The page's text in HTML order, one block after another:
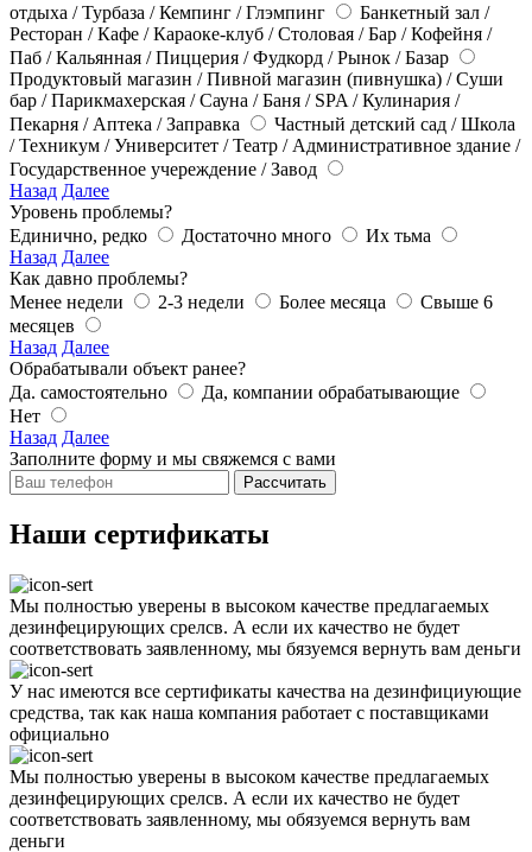
отдыха / Турбаза / Кемпинг / Глэмпинг
Банкетный зал /
Ресторан / Кафе / Караоке-клуб / Столовая / Бар / Кофейня /
Паб / Кальянная / Пиццерия / Фудкорд / Рынок / Базар
Продуктовый магазин / Пивной магазин (пивнушка) / Суши
бар / Парикмахерская / Сауна / Баня / SPA / Кулинария /
Пекарня / Аптека / Заправка
Частный детский сад / Школа
/ Техникум / Университет / Театр / Административное здание /
Государственное учереждение / Завод
Назад Далее
Уровень проблемы?
Единично, редко
Достаточно много
Их тьма
Назад Далее
Как давно проблемы?
Менее недели
2-3 недели Более месяца
Свыше 6
месяцев
Назад Далее
Обрабатывали объект ранее?
Да. самостоятельно
Да, компании обрабатывающие
Нет
Назад Далее
Заполните форму и мы свяжемся с вами
Рассчитать
Наши сертификаты
Мы полностью уверены в высоком качестве предлагаемых
дезинфецирующих срелсв. А если их качество не будет
соответствовать заявленному, мы бязуемся вернуть вам деньги
У нас имеются все сертификаты качества на дезинфициующие
средства, так как наша компания работает с поставщиками
официально
Мы полностью уверены в высоком качестве предлагаемых
дезинфецирующих срелсв. А если их качество не будет
соответствовать заявленному, мы обязуемся вернуть вам
деньги